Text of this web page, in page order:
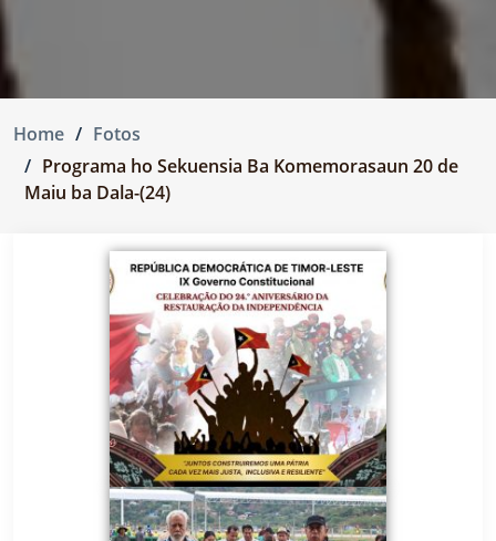
Home
Fotos
Programa ho Sekuensia Ba Komemorasaun 20 de
Maiu ba Dala-(24)